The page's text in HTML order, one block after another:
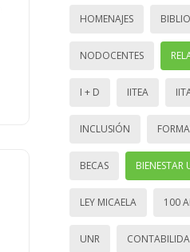
HOMENAJES
NODOCENTES
I + D IITEA
INCLUSIÓN
BECAS BIENESTAR
LEY MICAELA 100
UNR